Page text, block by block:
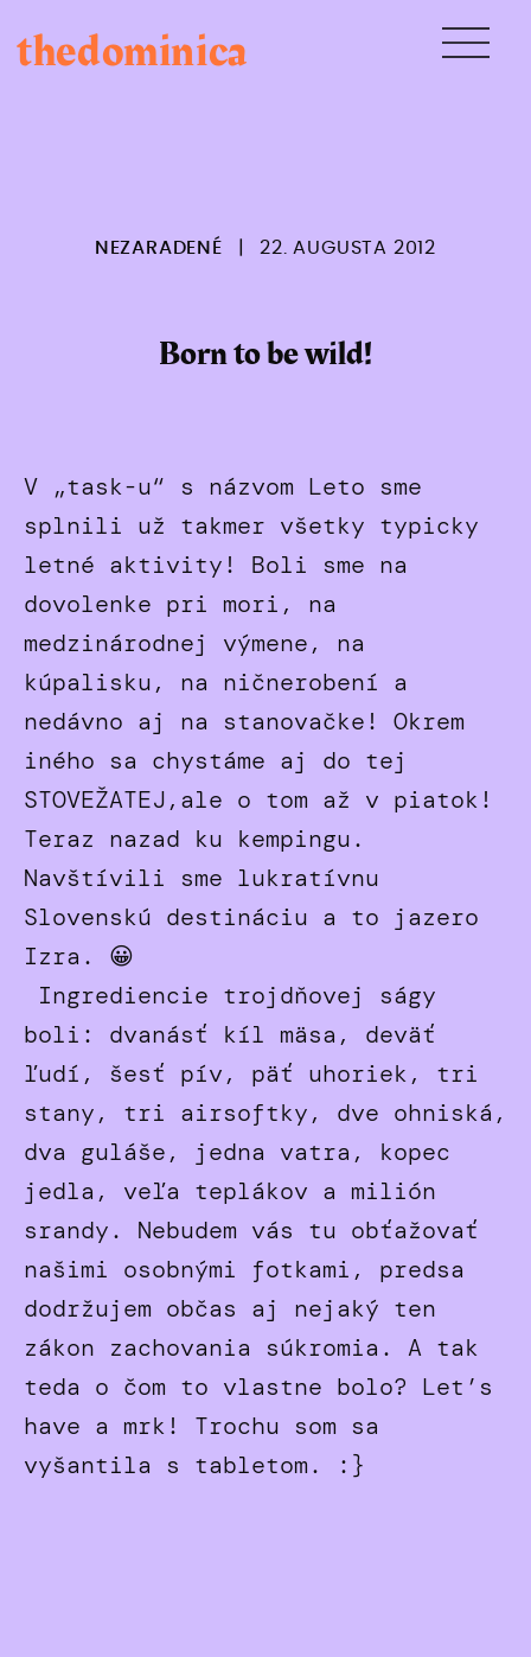
to
content
thedominica
NEZARADENÉ 22. AUGUSTA 2012
Born to be wild!
V „task-u“ s názvom Leto sme
splnili už takmer všetky typicky
letné aktivity! Boli sme na
dovolenke pri mori, na
medzinárodnej výmene, na
kúpalisku, na ničnerobení a
nedávno aj na stanovačke! Okrem
iného sa chystáme aj do tej
STOVEŽATEJ,ale o tom až v piatok!
Teraz nazad ku kempingu.
Navštívili sme lukratívnu
Slovenskú destináciu a to jazero
Izra. 😀
Ingrediencie trojdňovej ságy
boli: dvanásť kíl mäsa, deväť
ľudí, šesť pív, päť uhoriek, tri
stany, tri airsoftky, dve ohniská,
dva guláše, jedna vatra, kopec
jedla, veľa teplákov a milión
srandy. Nebudem vás tu obťažovať
našimi osobnými fotkami, predsa
dodržujem občas aj nejaký ten
zákon zachovania súkromia. A tak
teda o čom to vlastne bolo? Let’s
have a mrk! Trochu som sa
vyšantila s tabletom. :}